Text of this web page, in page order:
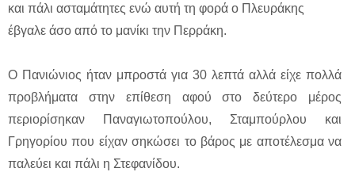
και πάλι ασταμάτητες ενώ αυτή τη φορά ο Πλευράκης
έβγαλε άσο από το μανίκι την Περράκη.
Ο Πανιώνιος ήταν μπροστά για 30 λεπτά αλλά είχε πολλά
προβλήματα στην επίθεση αφού στο δεύτερο μέρος
περιορίσηκαν Παναγιωτοπούλου, Σταμπούρλου και
Γρηγορίου που είχαν σηκώσει το βάρος με αποτέλεσμα να
παλεύει και πάλι η Στεφανίδου.